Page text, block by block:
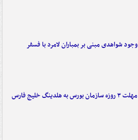
وجود شواهدی مبنی بر بمباران لامرد با فسفر
مهلت ۳ روزه سازمان بورس به هلدینگ خلیج فارس